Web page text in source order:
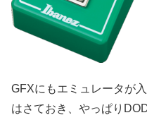
GFXにもエミュレータが
はさておき、やっぱり